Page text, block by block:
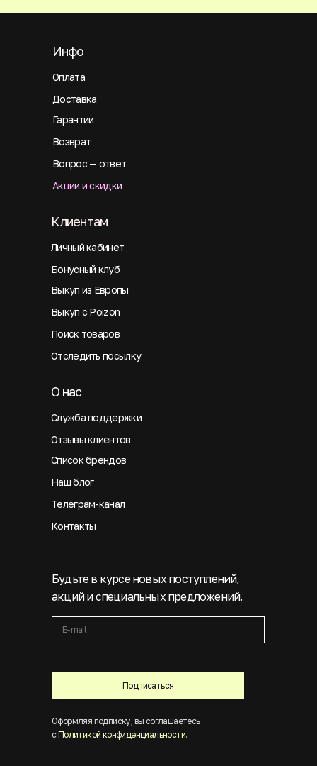
Оплата
Инфо
Подписаться
Будьте в курсе новых поступлений,
акций и специальных предложений.
Оформляя подписку, вы соглашаетесь
с Политикой конфиденциальности.
Доставка
Гарантии
Возврат
Вопрос — ответ
Акции и скидки
Личный кабинет
Клиентам
Бонусный клуб
Выкуп из Европы
Выкуп с Poizon
Поиск товаров
Отследить посылку
Служба поддержки
О нас
Отзывы клиентов
Список брендов
Наш блог
Телеграм-канал
Контакты